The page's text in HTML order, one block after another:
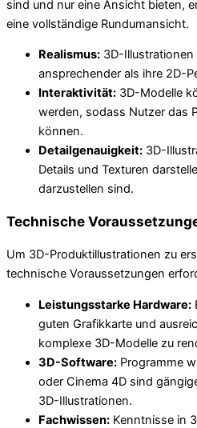
sind und nur eine Ansicht bieten,
eine vollständige Rundumansicht.
Realismus: 3D-
ansprechender als ihre 2D-
Interaktivität: 3D-Modelle
werden, sodass Nutzer das
können.
Detailgenauigkeit: 3D-
Details und Texturen
darzustellen sind.
Technische
Um 3D-Produktillustrationen zu
technische Voraussetzungen
Leistungsstarke Hardware:
guten Grafikkarte und
komplexe 3D-Modelle zu
3D-Software: Programme
oder Cinema 4D sind
3D-Illustrationen.
Fachwissen: Kenntnisse in